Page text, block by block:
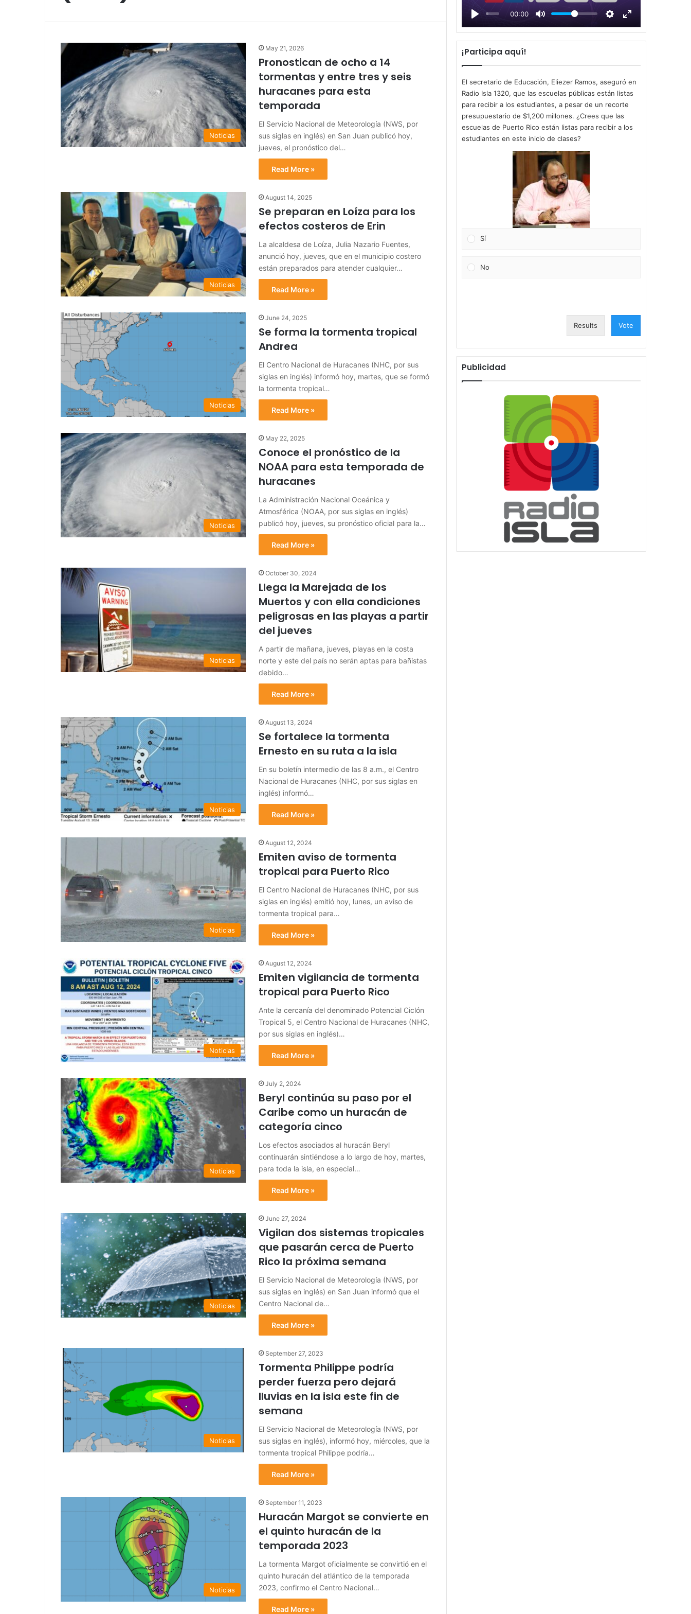
Noticias
May 21, 2026
Pronostican de ocho a 14
tormentas y entre tres y seis
huracanes para esta
temporada
El Servicio Nacional de Meteorología (NWS, por
sus siglas en inglés) en San Juan publicó hoy,
jueves, el pronóstico del…
Read More »
Noticias
August 14, 2025
Se preparan en Loíza para los
efectos costeros de Erin
La alcaldesa de Loíza, Julia Nazario Fuentes,
anunció hoy, jueves, que en el municipio costero
están preparados para atender cualquier…
Read More »
Noticias
June 24, 2025
Se forma la tormenta tropical
Andrea
El Centro Nacional de Huracanes (NHC, por sus
siglas en inglés) informó hoy, martes, que se formó
la tormenta tropical…
Read More »
Noticias
May 22, 2025
Conoce el pronóstico de la
NOAA para esta temporada de
huracanes
La Administración Nacional Oceánica y
Atmosférica (NOAA, por sus siglas en inglés)
publicó hoy, jueves, su pronóstico oficial para la…
Read More »
Noticias
October 30, 2024
Llega la Marejada de los
Muertos y con ella condiciones
peligrosas en las playas a partir
del jueves
A partir de mañana, jueves, playas en la costa
norte y este del país no serán aptas para bañistas
debido…
Read More »
Noticias
August 13, 2024
Se fortalece la tormenta
Ernesto en su ruta a la isla
En su boletín intermedio de las 8 a.m., el Centro
Nacional de Huracanes (NHC, por sus siglas en
inglés) informó…
Read More »
Noticias
August 12, 2024
Emiten aviso de tormenta
tropical para Puerto Rico
El Centro Nacional de Huracanes (NHC, por sus
siglas en inglés) emitió hoy, lunes, un aviso de
tormenta tropical para…
Read More »
Noticias
August 12, 2024
Emiten vigilancia de tormenta
tropical para Puerto Rico
Ante la cercanía del denominado Potencial Ciclón
Tropical 5, el Centro Nacional de Huracanes (NHC,
por sus siglas en inglés)…
Read More »
Noticias
July 2, 2024
Beryl continúa su paso por el
Caribe como un huracán de
categoría cinco
Los efectos asociados al huracán Beryl
continuarán sintiéndose a lo largo de hoy, martes,
para toda la isla, en especial…
Read More »
Noticias
June 27, 2024
Vigilan dos sistemas tropicales
que pasarán cerca de Puerto
Rico la próxima semana
El Servicio Nacional de Meteorología (NWS, por
sus siglas en inglés) en San Juan informó que el
Centro Nacional de…
Read More »
Noticias
September 27, 2023
Tormenta Philippe podría
perder fuerza pero dejará
lluvias en la isla este fin de
semana
El Servicio Nacional de Meteorología (NWS, por
sus siglas en inglés), informó hoy, miércoles, que la
tormenta tropical Philippe podría…
Read More »
Noticias
September 11, 2023
Huracán Margot se convierte en
el quinto huracán de la
temporada 2023
La tormenta Margot oficialmente se convirtió en el
quinto huracán del atlántico de la temporada
2023, confirmo el Centro Nacional…
Read More »
00:00
l
a
y
¡Participa aquí!
El secretario de Educación, Eliezer Ramos, aseguró en
Radio Isla 1320, que las escuelas públicas están listas
para recibir a los estudiantes, a pesar de un recorte
presupuestario de $1,200 millones. ¿Crees que las
escuelas de Puerto Rico están listas para recibir a los
estudiantes en este inicio de clases?
Sí
No
Results Vote
Publicidad